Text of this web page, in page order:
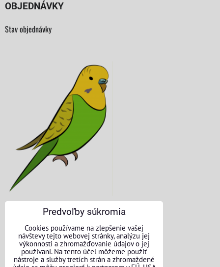
OBJEDNÁVKY
Stav objednávky
KONTAKTNÉ ÚDAJE
O nás
Kontakt
Predvoľby súkromia
Cookies používame na zlepšenie vašej
návštevy tejto webovej stránky, analýzu jej
výkonnosti a zhromažďovanie údajov o jej
používaní. Na tento účel môžeme použiť
nástroje a služby tretích strán a zhromaždené